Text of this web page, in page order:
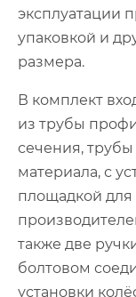
эксплуатации
упаковкой и
размера.
В комплект
из трубы
сечения, трубы
материала, с
площадкой для
также две
болтовом
установки